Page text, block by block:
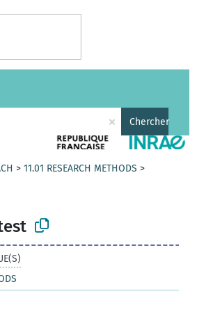
× Chercher
>11.01 RESEARCH METHODS >